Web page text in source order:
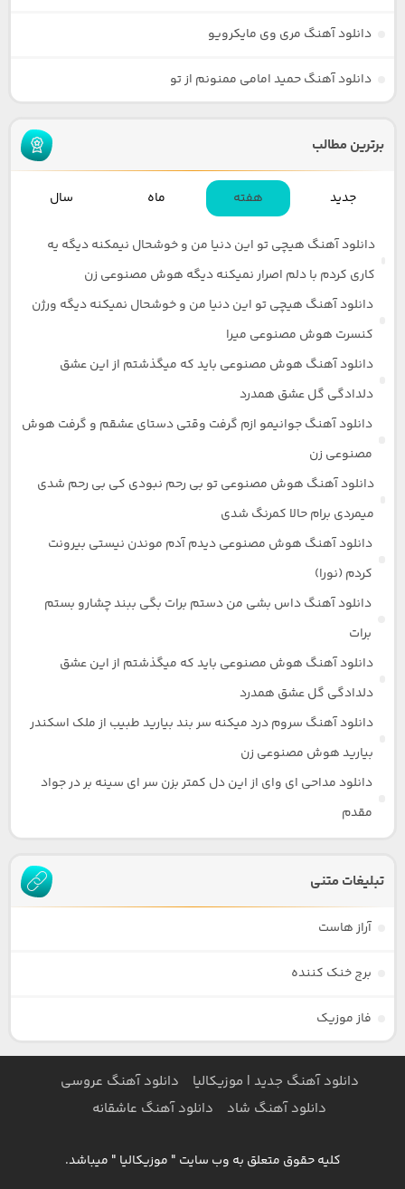
دانلود آهنگ مری وی مایکرویو
دانلود آهنگ حمید امامی ممنونم از تو
برترین مطالب
جدید هفته ماه سال
دانلود آهنگ هیچی تو این دنیا من و خوشحال نیمکنه دیگه یه
کاری کردم با دلم اصرار نمیکنه دیگه هوش مصنوعی زن
دانلود آهنگ هیچی تو این دنیا من و خوشحال نمیکنه دیگه ورژن
کنسرت هوش مصنوعی میرا
دانلود آهنگ هوش مصنوعی باید که میگذشتم از این عشق
دلدادگی گل عشق همدرد
دانلود آهنگ جوانیمو ازم گرفت وقتی دستای عشقم و گرفت هوش
مصنوعی زن
دانلود آهنگ هوش مصنوعی تو بی رحم نبودی کی بی رحم شدی
میمردی برام حالا کمرنگ شدی
دانلود آهنگ هوش مصنوعی دیدم آدم موندن نیستی بیرونت
کردم (نورا)
دانلود آهنگ داس بشی من دستم برات بگی ببند چشارو بستم
برات
دانلود آهنگ هوش مصنوعی باید که میگذشتم از این عشق
دلدادگی گل عشق همدرد
دانلود آهنگ سروم درد میکنه سر بند بیارید طبیب از ملک اسکندر
بیارید هوش مصنوعی زن
دانلود مداحی ای وای از این دل کمتر بزن سر ای سینه بر در جواد
مقدم
تبلیغات متنی
آراز هاست
برج خنک کننده
فاز موزیک
دانلود آهنگ جدید | موزیکالیا
دانلود آهنگ عروسی
دانلود آهنگ شاد
دانلود آهنگ عاشقانه
کلیه حقوق متعلق به وب سایت " موزیکالیا " میباشد.